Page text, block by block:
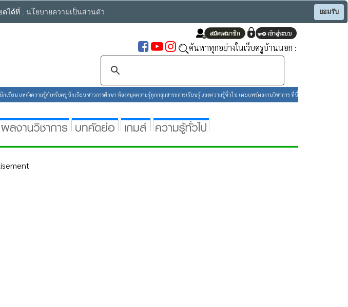
ดได้ที่ : นโยบายความเป็นส่วนตัว ยอมรับ
ค้นหาทุกอย่างในเว็บครูบ้านนอก :
เรียน แหล่งความรู้สำหรับครู นักเรียน ข่าวการศึกษา ห้องสมุดความรู้ทุกกลุ่มสาระการเรียนรู้ และความรู้ทั่วไป เผยแพร่ผลงานวิชาการ ที่นี่